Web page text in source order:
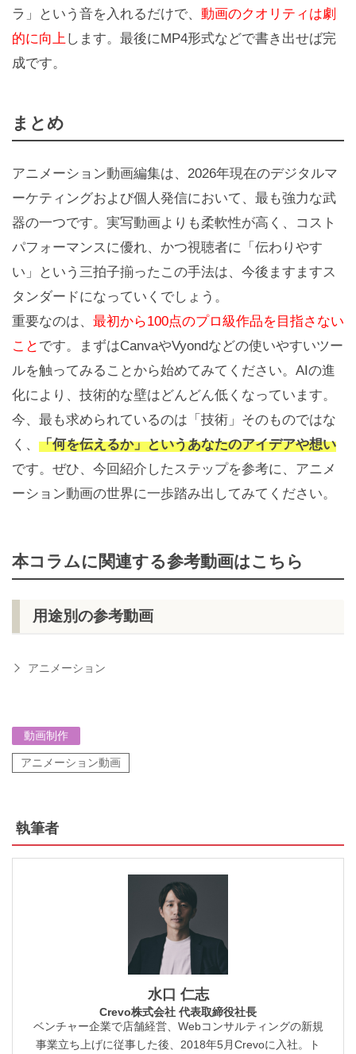
ラ」という音を入れるだけで、 動画のクオリティは劇
的に向上 します。最後にMP4形式などで書き出せば完
成です。
まとめ
アニメーション動画編集は、2026年現在のデジタルマ
ーケティングおよび個人発信において、最も強力な武
器の一つです。実写動画よりも柔軟性が高く、コスト
パフォーマンスに優れ、かつ視聴者に「伝わりやす
い」という三拍子揃ったこの手法は、今後ますますス
タンダードになっていくでしょう。
重要なのは、 最初から100点のプロ級作品を目指さない
こと です。まずはCanvaやVyondなどの使いやすいツー
ルを触ってみることから始めてみてください。AIの進
化により、技術的な壁はどんどん低くなっています。
今、最も求められているのは「技術」そのものではな
く、 「何を伝えるか」というあなたのアイデアや想い
です。ぜひ、今回紹介したステップを参考に、アニメ
ーション動画の世界に一歩踏み出してみてください。
本コラムに関連する参考動画はこちら
用途別の参考動画
アニメーション
動画制作
アニメーション動画
執筆者
水口 仁志
Crevo株式会社 代表取締役社長
ベンチャー企業で店舗経営、Webコンサルティングの新規
事業立ち上げに従事した後、2018年5月Crevoに入社。ト